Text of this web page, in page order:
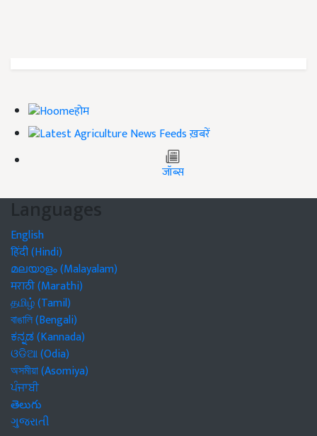
होम
ख़बरें
जॉब्स
Languages
English
हिंदी (Hindi)
മലയാളം (Malayalam)
मराठी (Marathi)
தமிழ் (Tamil)
বাঙালি (Bengali)
ಕನ್ನಡ (Kannada)
ଓଡିଆ (Odia)
অসমীয়া (Asomiya)
ਪੰਜਾਬੀ
తెలుగు
ગુજરાતી